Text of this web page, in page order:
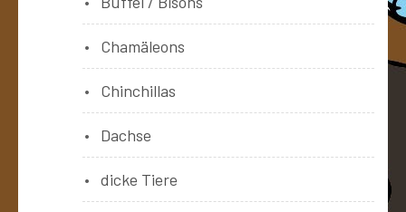
Chamäleons
Chinchillas
Dachse
dicke Tiere